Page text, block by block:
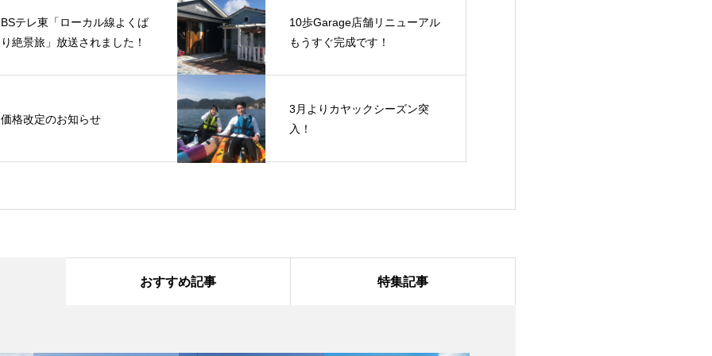
BSテレ東「ローカル線よくば
り絶景旅」放送されました！
10歩Garage店舗リニューアル
もうすぐ完成です！
価格改定のお知らせ
3月よりカヤックシーズン突
入！
おすすめ記事 特集記事